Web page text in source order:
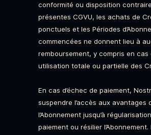
conformité ou disposition
présentes CGVU, les achats de
ponctuels et les Périodes
commencées ne donnent lieu à
remboursement, y compris en cas
utilisation totale ou partielle des
En cas d’échec de paiement,
suspendre l’accès aux avantages
l’Abonnement jusqu’à
paiement ou résilier l’Abonnement.